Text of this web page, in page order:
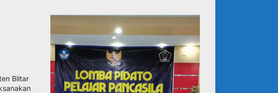
Blitar